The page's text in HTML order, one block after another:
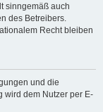
sinngemäß auch
des Betreibers.
Recht bleiben
und die
wird dem Nutzer per E-